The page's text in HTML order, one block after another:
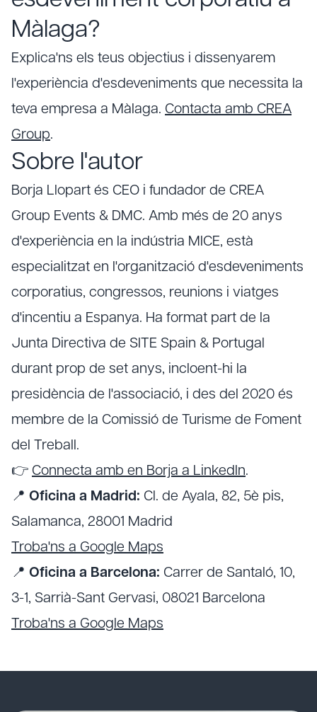
Màlaga?
Explica'ns els teus objectius i dissenyarem
l'experiència d'esdeveniments que necessita la
teva empresa a Màlaga. Contacta amb CREA
Group.
Sobre l'autor
Borja Llopart és CEO i fundador de CREA
Group Events & DMC. Amb més de 20 anys
d'experiència en la indústria MICE, està
especialitzat en l'organització d'esdeveniments
corporatius, congressos, reunions i viatges
d'incentiu a Espanya. Ha format part de la
Junta Directiva de SITE Spain & Portugal
durant prop de set anys, incloent-hi la
presidència de l'associació, i des del 2020 és
membre de la Comissió de Turisme de Foment
del Treball.
👉 Connecta amb en Borja a LinkedIn.
📍 Oficina a Madrid: Cl. de Ayala, 82, 5è pis,
Salamanca, 28001 Madrid
Troba'ns a Google Maps
📍 Oficina a Barcelona: Carrer de Santaló, 10,
3-1, Sarrià-Sant Gervasi, 08021 Barcelona
Troba'ns a Google Maps